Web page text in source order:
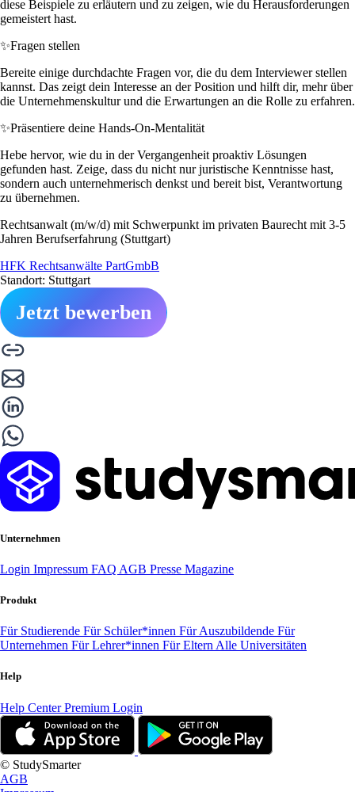
diese Beispiele zu erläutern und zu zeigen, wie du Herausforderungen
gemeistert hast.
✨Fragen stellen
Bereite einige durchdachte Fragen vor, die du dem Interviewer stellen
kannst. Das zeigt dein Interesse an der Position und hilft dir, mehr über
die Unternehmenskultur und die Erwartungen an die Rolle zu erfahren.
✨Präsentiere deine Hands-On-Mentalität
Hebe hervor, wie du in der Vergangenheit proaktiv Lösungen
gefunden hast. Zeige, dass du nicht nur juristische Kenntnisse hast,
sondern auch unternehmerisch denkst und bereit bist, Verantwortung
zu übernehmen.
Rechtsanwalt (m/w/d) mit Schwerpunkt im privaten Baurecht mit 3-5
Jahren Berufserfahrung (Stuttgart)
HFK Rechtsanwälte PartGmbB
Standort: Stuttgart
Jetzt bewerben
Unternehmen
Login Impressum FAQ AGB Presse Magazine
Produkt
Für Studierende Für Schüler*innen Für Auszubildende Für
Unternehmen Für Lehrer*innen Für Eltern Alle Universitäten
Help
Help CenterPremium Login
© StudySmarter
AGB